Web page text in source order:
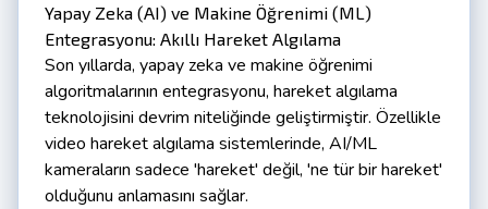
Yapay Zeka (AI) ve Makine Öğrenimi (ML)
Entegrasyonu: Akıllı Hareket Algılama
Son yıllarda, yapay zeka ve makine öğrenimi
algoritmalarının entegrasyonu, hareket algılama
teknolojisini devrim niteliğinde geliştirmiştir. Özellikle
video hareket algılama sistemlerinde, AI/ML
kameraların sadece 'hareket' değil, 'ne tür bir hareket'
olduğunu anlamasını sağlar.